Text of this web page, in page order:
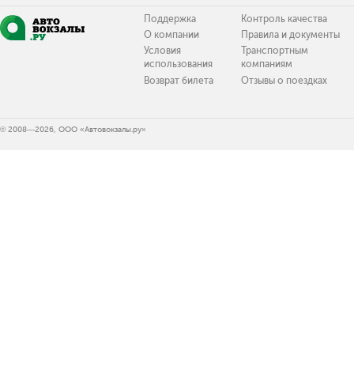
Поддержка
О компании
Условия
использования
Возврат билета
Контроль качества
Правила и документы
Транспортным
компаниям
Отзывы о поездках
© 2008—2026, ООО «Автовокзалы.ру»